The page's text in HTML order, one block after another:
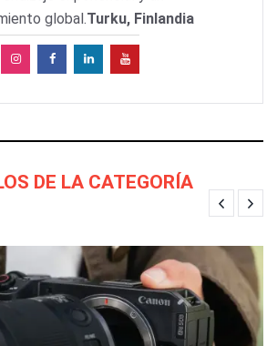
global.Turku, Finlandia
DE LA CATEGORÍA